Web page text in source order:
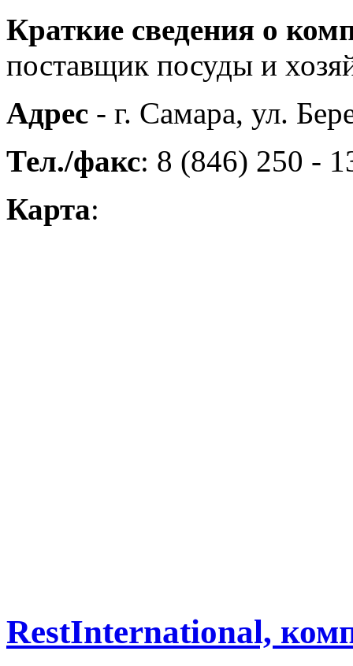
Краткие сведения о
поставщик посуды и
Адрес - г. Самара, ул.
Тел./факс: 8 (846) 250 -
Карта:
RestInternational,